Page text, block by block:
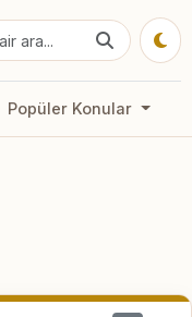
Popüler Konular